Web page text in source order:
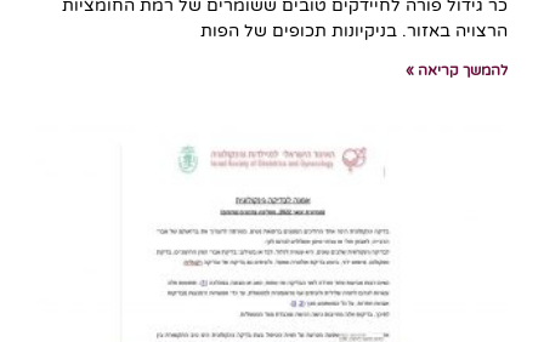
כר גידול פורה לחיידקים טובים ששומרים של רמת החומציות
הרצויה באזור. בניקיונות תכופים של הפות
להמשך קריאה »